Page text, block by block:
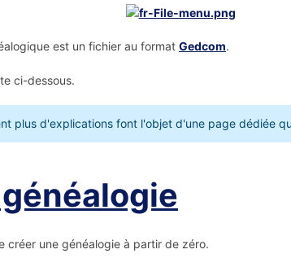
est un fichier au format Gedcom.
ci-dessous.
plus d'explications font l'objet d'une page dédiée
créer une généalogie à partir de zéro.